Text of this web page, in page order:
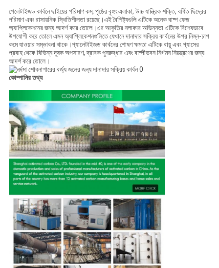
পেলেটাইজড কার্বনে ছাইয়ের পরিমাণ কম, পৃষ্ঠের বৃহৎ এলাকা, উচ্চ যান্ত্রিক শক্তি, বর্ধিত ছিদ্রের
পরিমাণ এবং রাসায়নিক স্থিতিশীলতা রয়েছে।এই বৈশিষ্ট্যগুলি এটিকে অনেক বাষ্প ফেজ
অ্যাপ্লিকেশনের জন্য আদর্শ করে তোলে।এর আকৃতির নলাকার অভিন্নতা এটিকে বিশেষভাবে
উপযোগী করে তোলে এমন অ্যাপ্লিকেশনগুলিতে যেখানে দানাদার সক্রিয় কার্বনের উপর নিম্ন-চাপ
কমে যাওয়ার সম্ভাবনা থাকে।প্যালেটাইজড কার্বনের শোষণ ক্ষমতা এটিকে বায়ু এবং গ্যাসের
প্রবাহ থেকে বিভিন্ন দূষক অপসারণ, দ্রাবক পুনরুদ্ধার এবং বাষ্পীভবন নির্গমন নিয়ন্ত্রণের জন্য
আদর্শ করে তোলে।
কোম্পানির তথ্য